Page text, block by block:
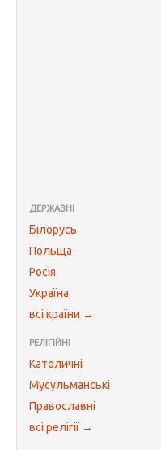
ДЕРЖАВНІ
Білорусь
Польща
Росія
Україна
всі країни →
РЕЛІГІЙНІ
Католичні
Мусульманські
Православні
всі релігії →